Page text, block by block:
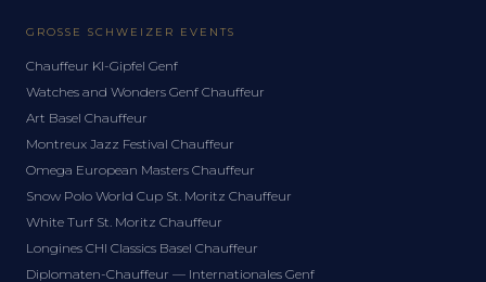
GROSSE SCHWEIZER EVENTS
Chauffeur KI-Gipfel Genf
Watches and Wonders Genf Chauffeur
Art Basel Chauffeur
Montreux Jazz Festival Chauffeur
Omega European Masters Chauffeur
Snow Polo World Cup St. Moritz Chauffeur
White Turf St. Moritz Chauffeur
Longines CHI Classics Basel Chauffeur
Diplomaten-Chauffeur — Internationales Genf